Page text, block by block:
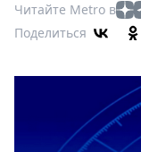
Театр
Кино
Книги
Пресс-
Читайте Metro в
Поделиться